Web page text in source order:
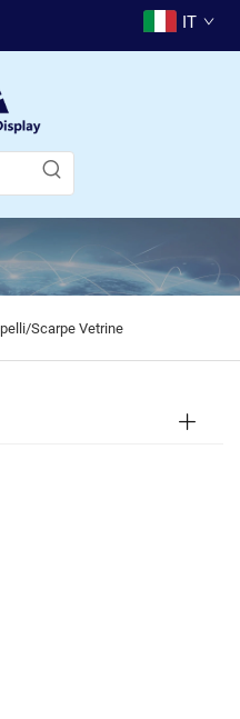
IT
Scarpe Vetrine